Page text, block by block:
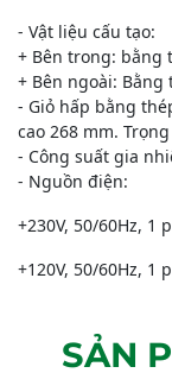
- Vật liệu cấu tạo:
+ Bên trong: bằng
+ Bên ngoài:
- Giỏ hấp bằng
cao 268 mm.
- Công suất gia
- Nguồn điện:
+230V, 50/60Hz, 1
+120V, 50/60Hz, 1
SẢN